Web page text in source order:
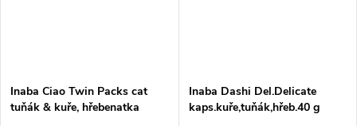
Inaba Ciao Twin Packs cat
tuňák & kuře, hřebenatka
Inaba Dashi Del.Delicate
kaps.kuře,tuňák,hřeb.40 g